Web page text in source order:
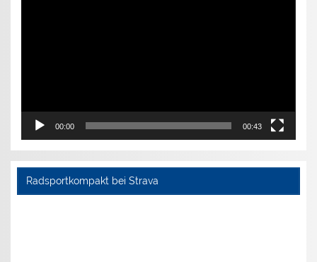
00:00 00:43
Radsportkompakt bei Strava